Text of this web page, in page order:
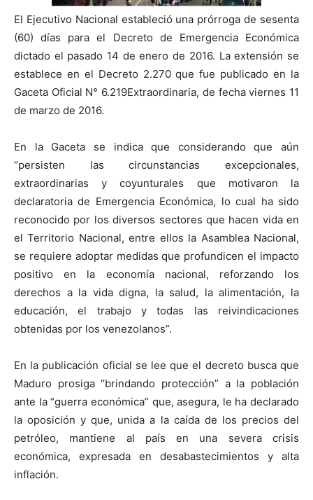
El Ejecutivo Nacional estableció una prórroga de sesenta
(60) días para el Decreto de Emergencia Económica
dictado el pasado 14 de enero de 2016. La extensión se
establece en el Decreto 2.270 que fue publicado en la
Gaceta Oficial N° 6.219Extraordinaria, de fecha viernes 11
de marzo de 2016.
En la Gaceta se indica que considerando que aún
“persisten las circunstancias excepcionales,
extraordinarias y coyunturales que motivaron la
declaratoria de Emergencia Económica, lo cual ha sido
reconocido por los diversos sectores que hacen vida en
el Territorio Nacional, entre ellos la Asamblea Nacional,
se requiere adoptar medidas que profundicen el impacto
positivo en la economía nacional, reforzando los
derechos a la vida digna, la salud, la alimentación, la
educación, el trabajo y todas las reivindicaciones
obtenidas por los venezolanos”.
En la publicación oficial se lee que el decreto busca que
Maduro prosiga “brindando protección” a la población
ante la “guerra económica” que, asegura, le ha declarado
la oposición y que, unida a la caída de los precios del
petróleo, mantiene al país en una severa crisis
económica, expresada en desabastecimientos y alta
inflación.